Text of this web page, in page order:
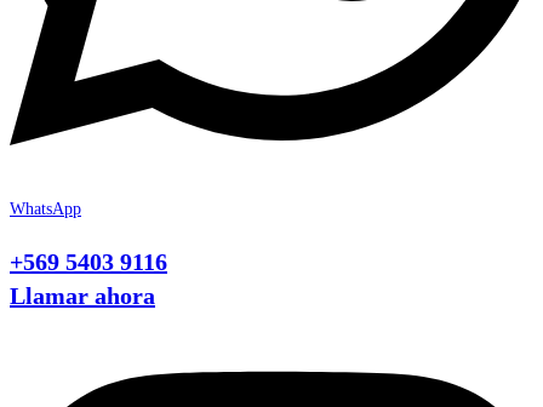
WhatsApp
+569 5403 9116
Llamar ahora